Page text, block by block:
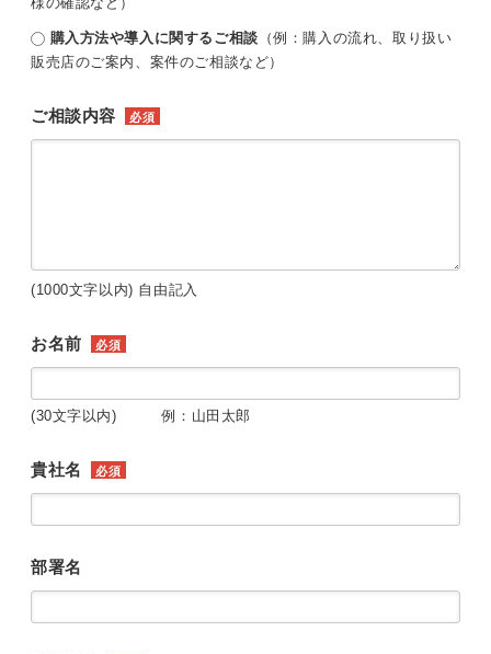
購入方法や導入に関するご相談 （例：購入の流れ、取り扱い
販売店のご案内、案件のご相談など）
ご相談内容 必須
(1000文字以内) 自由記入
お名前 必須
(30文字以内) 例：山田太郎
貴社名 必須
部署名